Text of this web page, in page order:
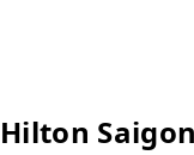
Hilton